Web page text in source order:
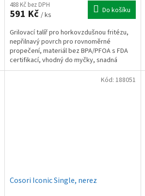
488 Kč bez DPH
591 Kč / ks Do košíku
Grilovací talíř pro horkovzdušnou fritézu,
nepřilnavý povrch pro rovnoměrné
propečení, materiál bez BPA/PFOA s FDA
certifikací, vhodný do myčky, snadná
údržba, určeno pro model...
Cosori Iconic Single, nerez
Kód: 188051